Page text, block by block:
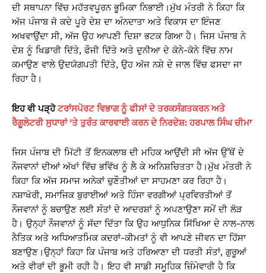
ਦੀ ਸਥਾਪਨਾ ਵਿੱਚ ਮਹੱਤਵਪੂਰਨ ਭੂਮਿਕਾ ਨਿਭਾਈ।ਮੁੱਖ ਮੰਤਰੀ ਨੇ ਕਿਹਾ ਕਿ
ਅੱਜ ਪੰਜਾਬ ਜੋ ਕਦੇ ਪੂਰੇ ਦੇਸ਼ ਦਾ ਅੰਨਦਾਤਾ ਅਤੇ ਵਿਕਾਸ ਦਾ ਇੰਜਣ
ਅਖਵਾਉਂਦਾ ਸੀ, ਅੱਜ ਉਹ ਆਪਣੀ ਦਿਸ਼ਾ ਭਟਕ ਗਿਆ ਹੈ। ਜਿਸ ਪੰਜਾਬ ਨੇ
ਦੇਸ਼ ਨੂੰ ਖਿਡਾਰੀ ਦਿੱਤੇ, ਫੌਜੀ ਦਿੱਤੇ ਅਤੇ ਦੁਨੀਆ ਦੇ ਕੋਨੇ-ਕੋਨੇ ਵਿੱਚ ਨਾਮ
ਕਮਾਉਣ ਵਾਲੇ ਉਦਯੋਗਪਤੀ ਦਿੱਤੇ, ਉਹ ਅੱਜ ਨਸ਼ੇ ਦੇ ਜਾਲ ਵਿੱਚ ਫਸਦਾ ਜਾ
ਰਿਹਾ ਹੈ।
ਇਹ ਵੀ ਪੜ੍ਹੋਟਰਾਂਸਪੋਰਟ ਵਿਭਾਗ ਨੂੰ ਫੀਸਾਂ ਦੇ ਤਰਕਸੰਗਤਕਰਨ ਅਤੇ
ਰੈਗੂਲੇਟਰੀ ਸੁਧਾਰਾਂ ‘ਤੇ ਤੁਰੰਤ ਕਾਰਵਾਈ ਕਰਨ ਦੇ ਨਿਰਦੇਸ਼: ਹਰਪਾਲ ਸਿੰਘ ਚੀਮਾ
ਜਿਸ ਪੰਜਾਬ ਦੀ ਮਿੱਟੀ ਤੋਂ ਇਨਕਲਾਬ ਦੀ ਮਹਿਕ ਆਉਂਦੀ ਸੀ ਅੱਜ ਉੱਥੋਂ ਦੇ
ਨੌਜਵਾਨਾਂ ਦੀਆਂ ਅੱਖਾਂ ਵਿੱਚ ਭਵਿੱਖ ਨੂੰ ਲੈ ਕੇ ਅਨਿਸ਼ਚਿਤਤਾ ਹੈ।ਮੁੱਖ ਮੰਤਰੀ ਨੇ
ਕਿਹਾ ਕਿ ਅੱਜ ਸਮਾਜ ਅਨੇਕਾਂ ਚੁਣੌਤੀਆਂ ਦਾ ਸਾਹਮਣਾ ਕਰ ਰਿਹਾ ਹੈ।
ਨਸ਼ਾਖੋਰੀ, ਸਮਾਜਿਕ ਬੁਰਾਈਆਂ ਅਤੇ ਹਿੰਸਾ ਵਰਗੀਆਂ ਪ੍ਰਵਿਰਤੀਆਂ ਤੋਂ
ਨੌਜਵਾਨਾਂ ਨੂੰ ਬਚਾਉਣ ਲਈ ਸੰਤਾਂ ਦੇ ਆਦਰਸ਼ਾਂ ਨੂੰ ਅਪਣਾਉਣਾ ਸਮੇਂ ਦੀ ਲੋੜ
ਹੈ। ਉਨ੍ਹਾਂ ਨੌਜਵਾਨਾਂ ਨੂੰ ਸੱਦਾ ਦਿੱਤਾ ਕਿ ਉਹ ਆਧੁਨਿਕ ਸਿੱਖਿਆ ਦੇ ਨਾਲ-ਨਾਲ
ਨੈਤਿਕ ਅਤੇ ਅਧਿਆਤਮਿਕ ਕਦਰਾਂ-ਕੀਮਤਾਂ ਨੂੰ ਵੀ ਆਪਣੇ ਜੀਵਨ ਦਾ ਹਿੱਸਾ
ਬਣਾਉਣ।ਉਨ੍ਹਾਂ ਕਿਹਾ ਕਿ ਪੰਜਾਬ ਅਤੇ ਹਰਿਆਣਾ ਦੀ ਧਰਤੀ ਸੰਤਾਂ, ਗੁਰੂਆਂ
ਅਤੇ ਵੀਰਾਂ ਦੀ ਭੂਮੀ ਰਹੀ ਹੈ। ਇਹ ਵੀ ਸਾਡੀ ਸਮੂਹਿਕ ਜ਼ਿੰਮੇਵਾਰੀ ਹੈ ਕਿ